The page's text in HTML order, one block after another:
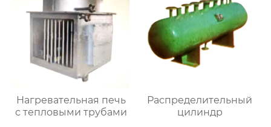
Нагревательная печь
с тепловыми трубами
Распределительный
цилиндр